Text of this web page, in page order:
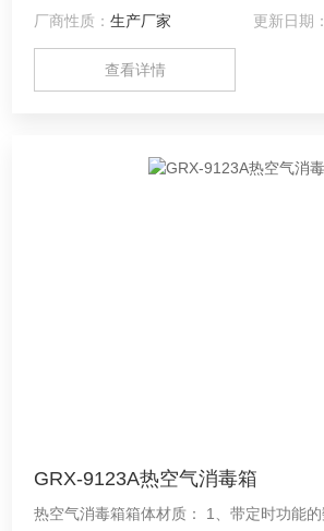
厂商性质：生产厂家 更新日期：
查看详情
GRX-9123A热空气消毒箱
热空气消毒箱箱体材质： 1、带定时功能的数显微电脑温度控